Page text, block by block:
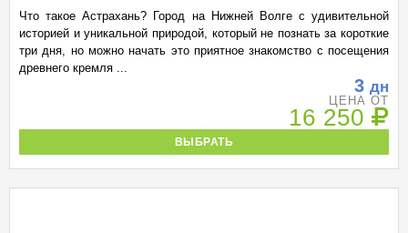
Что такое Астрахань? Город на Нижней Волге с удивительной
историей и уникальной природой, который не познать за короткие
три дня, но можно начать это приятное знакомство с посещения
древнего кремля ...
3 дн
ЦЕНА ОТ
16 250
ВЫБРАТЬ